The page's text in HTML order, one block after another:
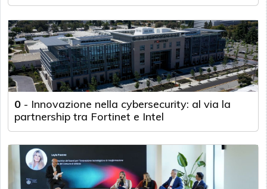
0 - Innovazione nella cybersecurity: al via la
partnership tra Fortinet e Intel